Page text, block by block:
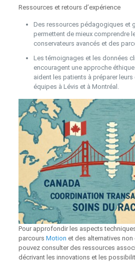
Ressources et retours d’expérience
Des ressources pédagogiques et
permettent de mieux comprendre
conservateurs avancés et des
Les témoignages et les données
encouragent une approche
aident les patients à préparer
équipes à Lévis et à Montréal.
Pour approfondir les aspects
parcours Motion et des alternatives
pouvez consulter des ressources
décrivant les innovations et les